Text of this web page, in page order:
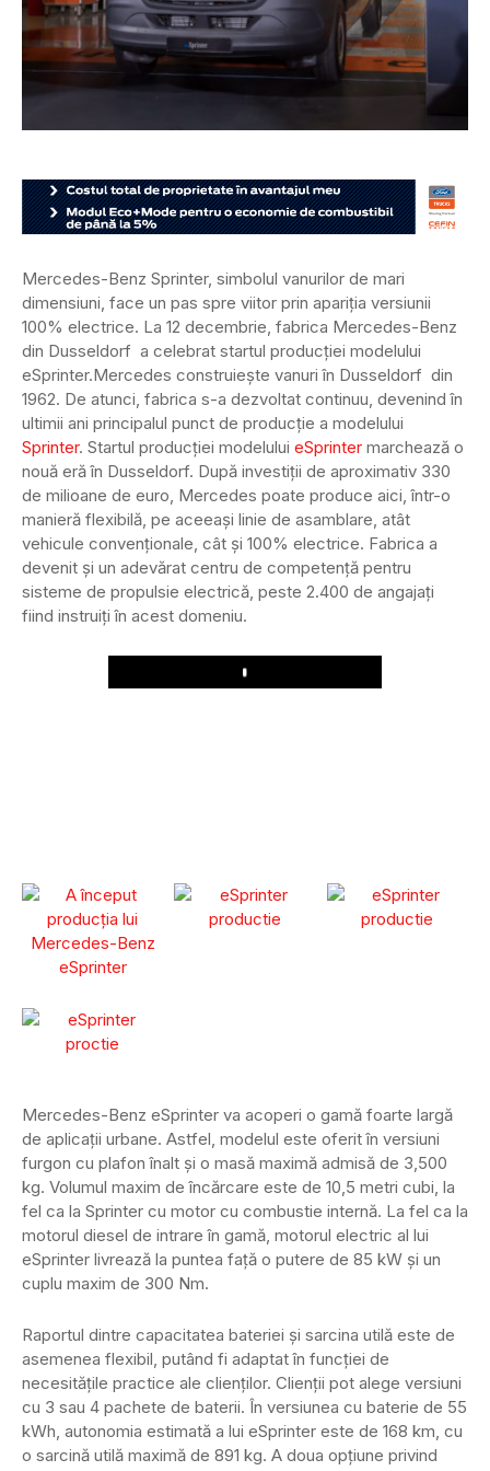
Mercedes-Benz Sprinter, simbolul vanurilor de mari
dimensiuni, face un pas spre viitor prin apariția versiunii
100% electrice. La 12 decembrie, fabrica Mercedes-Benz
din Dusseldorf a celebrat startul producției modelului
eSprinter.Mercedes construiește vanuri în Dusseldorf din
1962. De atunci, fabrica s-a dezvoltat continuu, devenind în
ultimii ani principalul punct de producție a modelului
Sprinter. Startul producției modelului eSprinter marchează o
nouă eră în Dusseldorf. După investiții de aproximativ 330
de milioane de euro, Mercedes poate produce aici, într-o
manieră flexibilă, pe aceeași linie de asamblare, atât
vehicule convenționale, cât și 100% electrice. Fabrica a
devenit și un adevărat centru de competență pentru
sisteme de propulsie electrică, peste 2.400 de angajați
fiind instruiți în acest domeniu.
Play
Mercedes-Benz eSprinter va acoperi o gamă foarte largă
de aplicații urbane. Astfel, modelul este oferit în versiuni
furgon cu plafon înalt și o masă maximă admisă de 3,500
kg. Volumul maxim de încărcare este de 10,5 metri cubi, la
fel ca la Sprinter cu motor cu combustie internă. La fel ca la
motorul diesel de intrare în gamă, motorul electric al lui
eSprinter livrează la puntea față o putere de 85 kW și un
cuplu maxim de 300 Nm.
Raportul dintre capacitatea bateriei și sarcina utilă este de
asemenea flexibil, putând fi adaptat în funcției de
necesitățile practice ale clienților. Clienții pot alege versiuni
cu 3 sau 4 pachete de baterii. În versiunea cu baterie de 55
kWh, autonomia estimată a lui eSprinter este de 168 km, cu
o sarcină utilă maximă de 891 kg. A doua opțiune privind